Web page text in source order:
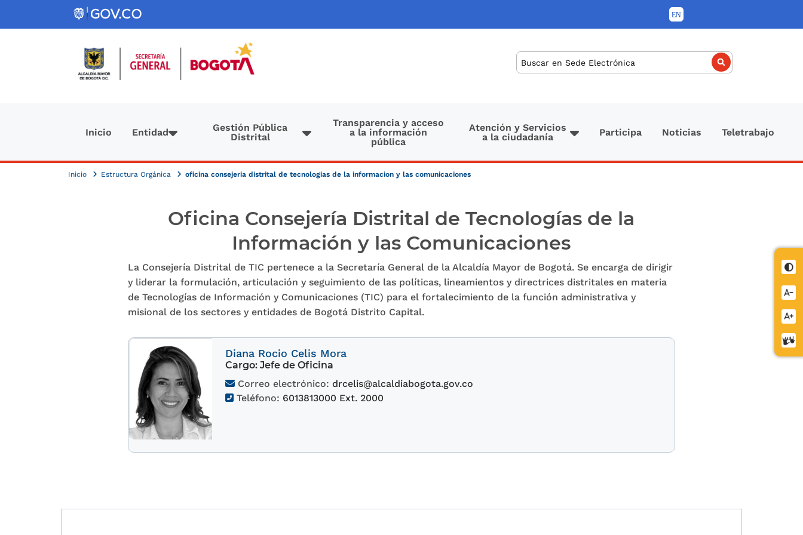
Pasar al contenido principal
de
Buscar
Inicio Entidad
Gestión Pública
Distrital
Transparencia y acceso
a la información
pública
Atención y Servicios
a la ciudadanía
Participa Noticias Teletrabajo
Inicio Estructura Orgánica oficina consejeria distrital de tecnologias de la informacion y las comunicaciones
Oficina Consejería Distrital de Tecnologías de la
Información y las Comunicaciones
La Consejería Distrital de TIC pertenece a la Secretaría General de la Alcaldía Mayor de Bogotá. Se encarga de dirigir
y liderar la formulación, articulación y seguimiento de las políticas, lineamientos y directrices distritales en materia
de Tecnologías de Información y Comunicaciones (TIC) para el fortalecimiento de la función administrativa y
misional de los sectores y entidades de Bogotá Distrito Capital.
Diana Rocio Celis Mora
Cargo: Jefe de Oficina
Correo electrónico: drcelis@alcaldiabogota.gov.co
Teléfono: 6013813000 Ext. 2000